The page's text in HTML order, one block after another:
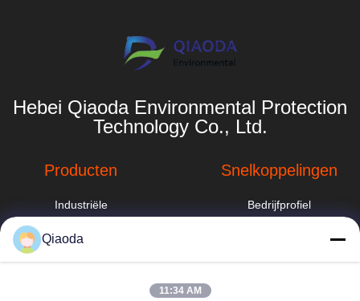
Hebei Qiaoda Environmental Protection
Technology Co., Ltd.
Producten
Industriële
stofafzuigsysteem
Snelkoppelingen
Bedrijfprofiel
Qiaoda
11:34 AM